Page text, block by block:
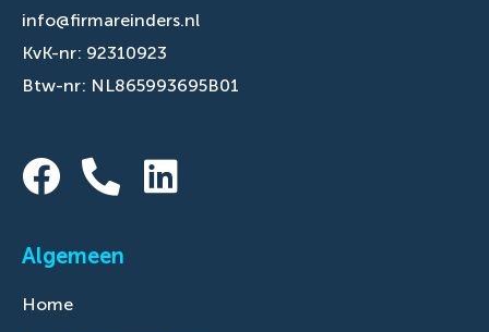
info@firmareinders.nl
KvK-nr: 92310923
Btw-nr: NL865993695B01
Algemeen
Home